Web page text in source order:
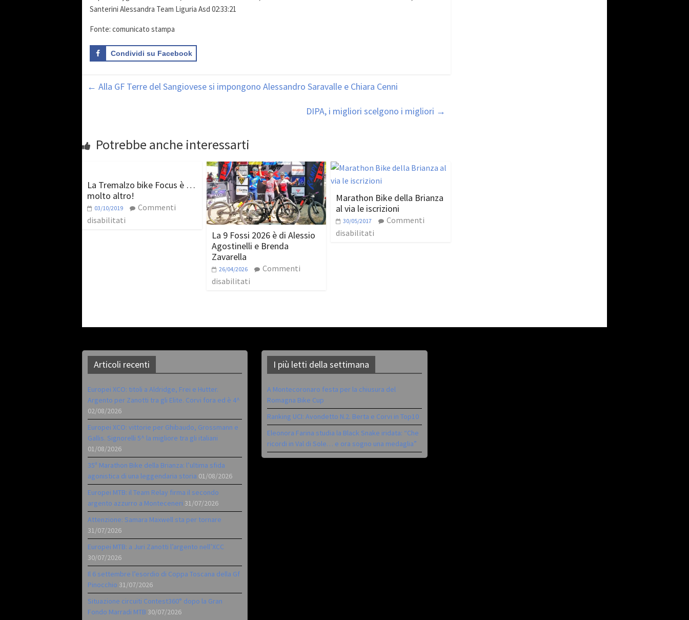
Santerini Alessandra Team Liguria Asd 02:33:21
Fonte: comunicato stampa
Condividi su Facebook
← Alla GF Terre del Sangiovese si impongono Alessandro Saravalle e Chiara Cenni
DIPA, i migliori scelgono i migliori →
Potrebbe anche interessarti
La Tremalzo bike Focus è …
molto altro!
03/10/2019
Commenti
disabilitati
La 9 Fossi 2026 è di Alessio
Agostinelli e Brenda
Zavarella
26/04/2026
Commenti
disabilitati
Marathon Bike della Brianza
al via le iscrizioni
30/05/2017
Commenti
disabilitati
Articoli recenti
Europei XCO: titoli a Aldridge, Frei e Hutter.
Argento per Zanotti tra gli Elite. Corvi fora ed è 4^
02/08/2026
Europei XCO: vittorie per Ghibaudo, Grossmann e
Gallis. Signorelli 5^ la migliore tra gli italiani
01/08/2026
35ª Marathon Bike della Brianza: l’ultima sfida
agonistica di una leggendaria storia 01/08/2026
Europei MTB: il Team Relay firma il secondo
argento azzurro a Monteceneri 31/07/2026
Attenzione: Samara Maxwell sta per tornare
31/07/2026
Europei MTB: a Juri Zanotti l’argento nell’XCC
30/07/2026
Il 6 settembre l’esordio di Coppa Toscana della Gf
Pinocchio 31/07/2026
Situazione circuiti Contest360° dopo la Gran
Fondo Marradi MTB 30/07/2026
I più letti della settimana
A Montecoronaro festa per la chiusura del
Romagna Bike Cup
Ranking UCI: Avondetto N.2. Berta e Corvi in Top10
Eleonora Farina studia la Black Snake iridata: “Che
ricordi in Val di Sole… e ora sogno una medaglia”